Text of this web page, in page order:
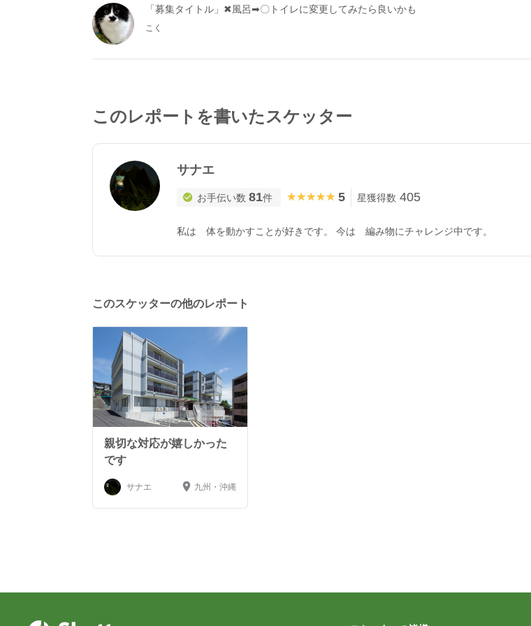
「募集タイトル」✖風呂➡〇トイレに変更してみたら良いかも
こく
このレポートを書いたスケッター
サナエ
お手伝い数 81件 ★★★★★
★★★★★ 5 星獲得数 405
私は 体を動かすことが好きです。 今は 編み物にチャレンジ中です。
このスケッターの他のレポート
親切な対応が嬉しかった
です
サナエ 九州・沖縄